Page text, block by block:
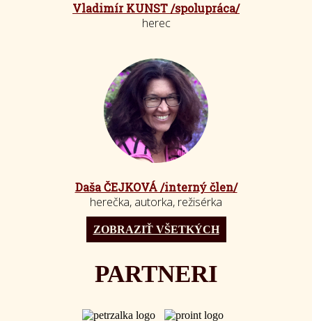
Vladimír KUNST /spolupráca/
herec
Daša ČEJKOVÁ /interný člen/
herečka, autorka, režisérka
ZOBRAZIŤ VŠETKÝCH
PARTNERI